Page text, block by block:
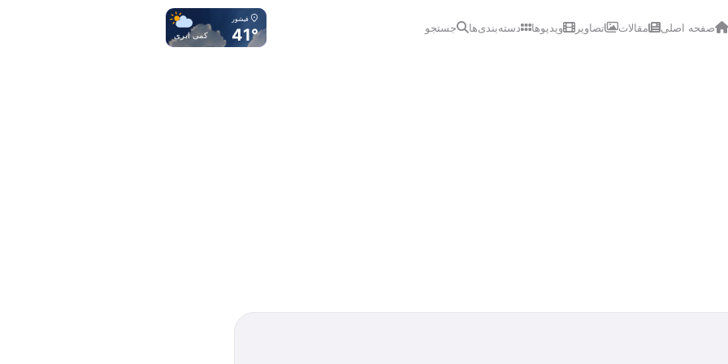
صفحه اصلی مقالات تصاویر ویدیوها دسته‌بندی‌ها جستجو
فیشور
41° کمی ابری